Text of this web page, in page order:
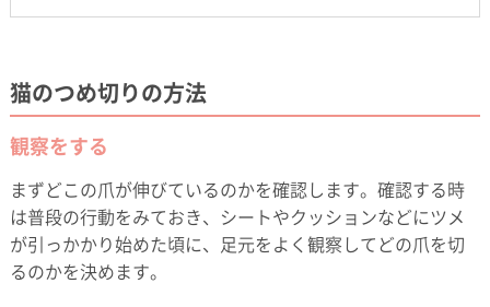
猫のつめ切りの方法
観察をする
まずどこの爪が伸びているのかを確認します。確認する時
は普段の行動をみておき、シートやクッションなどにツメ
が引っかかり始めた頃に、足元をよく観察してどの爪を切
るのかを決めます。